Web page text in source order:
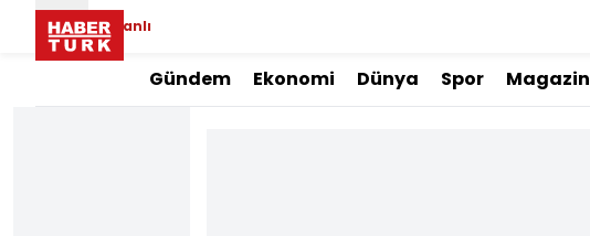
Canlı
Gündem Ekonomi Dünya Spor Magazin